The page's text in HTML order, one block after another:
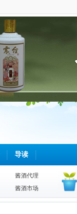
导读
酱酒代理
酱酒市场